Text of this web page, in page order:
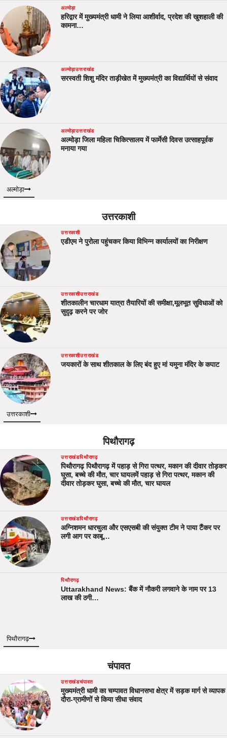
अल्मोड़ा
हरिद्वार में मुख्यमंत्री धामी ने लिया आशीर्वाद, प्रदेश की खुशहाली की
कामना…
अल्मोड़ाउत्तराखंड
सरस्वती शिशु मंदिर ताड़ीखेत में मुख्यमंत्री का विद्यार्थियों से संवाद
अल्मोड़ाउत्तराखंड
अल्मोड़ा जिला महिला चिकित्सालय में फार्मेसी दिवस उत्साहपूर्वक
मनाया गया
अल्मोड़ा
उत्तरकाशी
उत्तरकाशी
एडीएम ने पुरोला पहुंचकर किया विभिन्न कार्यालयों का निरीक्षण
उत्तरकाशीउत्तराखंड
शीतकालीन चारधाम यात्रा तैयारियों की समीक्षा,मूलभूत सुविधाओं को
सुदृढ़ करने पर जोर
उत्तरकाशीउत्तराखंड
जयकारों के साथ शीतकाल के लिए बंद हुए मां यमुना मंदिर के कपाट
उत्तरकाशी
पिथौरागढ़
उत्तराखंडपिथौरागढ़
पिथौरागढ़ पिथौरागढ़ में पहाड़ से गिरा पत्थर, मकान की दीवार तोड़कर
घुसा, बच्चे की मौत, चार घायलमें पहाड़ से गिरा पत्थर, मकान की
दीवार तोड़कर घुसा, बच्चे की मौत, चार घायल
उत्तराखंडपिथौरागढ़
अग्निशमन धारचुला और एसएसबी की संयुक्त टीम ने पाया टैंकर पर
लगी आग पर काबू…
पिथौरागढ़
Uttarakhand News: बैंक में नौकरी लगवाने के नाम पर 13
लाख की ठगी…
पिथौरागढ़
चंपावत
उत्तराखंडचंपावत
मुख्यमंत्री धामी का चम्पावत विधानसभा क्षेत्र में सड़क मार्ग से व्यापक
दौरा-ग्रामीणों से किया सीधा संवाद